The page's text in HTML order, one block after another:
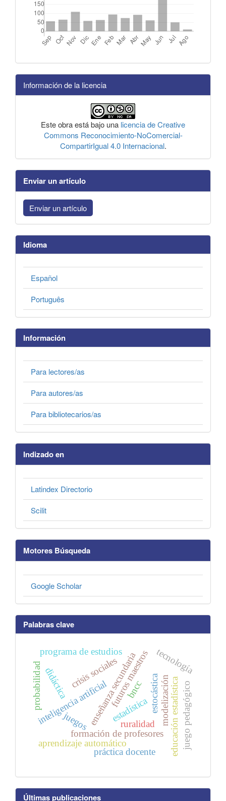
Información de la licencia
Este obra está bajo una licencia de Creative
Commons Reconocimiento-NoComercial-
CompartirIgual 4.0 Internacional.
Enviar un artículo
Enviar un artículo
Idioma
Español
Português
Información
Para lectores/as
Para autores/as
Para bibliotecarios/as
Indizado en
Latindex Directorio
Scilit
Motores Búsqueda
Google Scholar
Palabras clave
estadística
formación de profesores
enseñanza secundaria
programa de estudios
educación estadística
bncc
inteligencia artificial
aprendizaje automático
juegos
probabilidad futuros maestros
didáctica estocástica
tecnología
juego pedagógico
práctica docente
modelización
crisis sociales
ruralidad
Últimas publicaciones